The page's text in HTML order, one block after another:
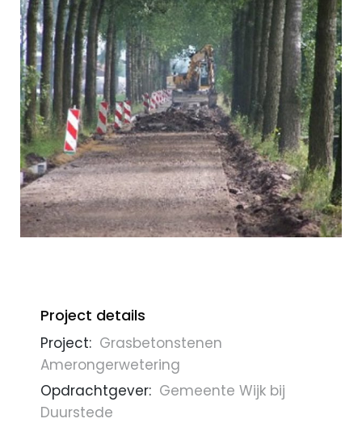
Project details
Project: Grasbetonstenen
Amerongerwetering
Opdrachtgever: Gemeente Wijk bij
Duurstede